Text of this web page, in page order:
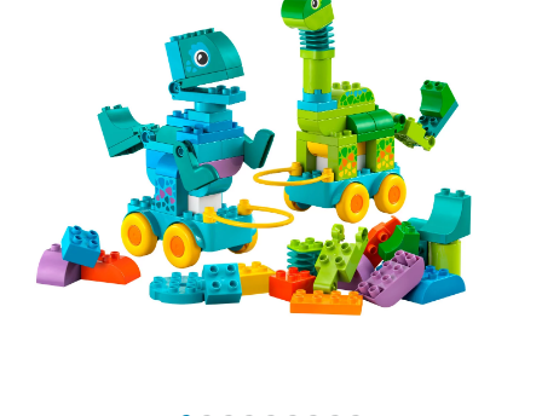
Грэди, Зия Родригес и охранник дикой природы.
Аксессуары: пистолет со снотворным для динозавра,
ящик с яйцом, факел, куриная ножка для приманки,
огнетушитель.
Размеры построек из Lego 76944 в собранном виде:
Аэропорт: 15х16х6 см;
Высота тираннозавра: 11 см.
Данный комплект станет отличным подарком